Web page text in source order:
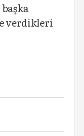
verdikleri